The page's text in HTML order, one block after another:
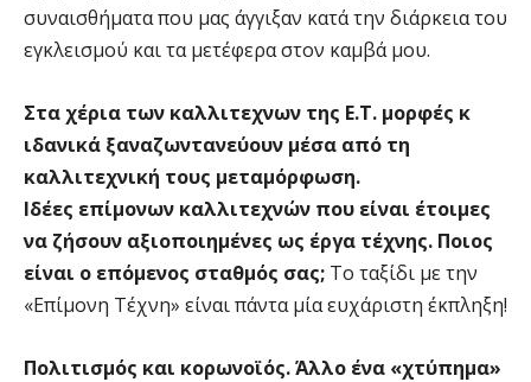
συναισθήματα που μας άγγιξαν κατά την διάρκεια του
εγκλεισμού και τα μετέφερα στον καμβά μου.
Στα χέρια των καλλιτεχνων της Ε.Τ. μορφές κ
ιδανικά ξαναζωντανεύουν μέσα από τη
καλλιτεχνική τους μεταμόρφωση.
Ιδέες επίμονων καλλιτεχνών που είναι έτοιμες
να ζήσουν αξιοποιημένες ως έργα τέχνης. Ποιος
είναι ο επόμενος σταθμός σας; Το ταξίδι με την
«Επίμονη Τέχνη» είναι πάντα μία ευχάριστη έκπληξη!
Πολιτισμός και κορωνοϊός. Άλλο ένα «χτύπημα»